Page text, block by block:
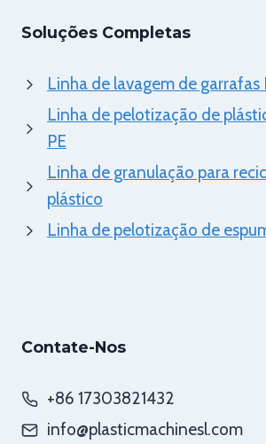
Soluções Completas
Linha de lavagem de garrafas
Linha de pelotização de
PE
Linha de granulação para
plástico
Linha de pelotização de
Contate-Nos
+86 17303821432
info@plasticmachinesl.com